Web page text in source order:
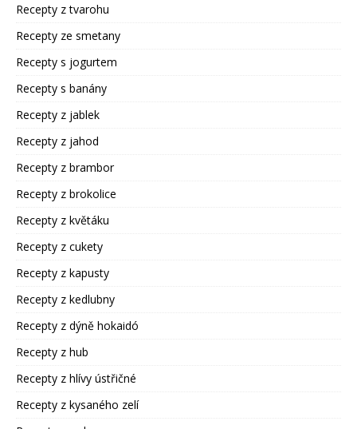
Recepty z tvarohu
Recepty ze smetany
Recepty s jogurtem
Recepty s banány
Recepty z jablek
Recepty z jahod
Recepty z brambor
Recepty z brokolice
Recepty z květáku
Recepty z cukety
Recepty z kapusty
Recepty z kedlubny
Recepty z dýně hokaidó
Recepty z hub
Recepty z hlívy ústřičné
Recepty z kysaného zelí